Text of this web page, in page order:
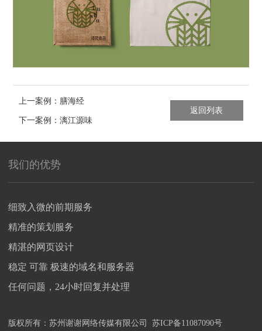
上一案例：膳海经
下一案例：漓江源味
返回列表
我们的优势
细致入微的前期服务
精准的策划服务
精湛的网页设计
稳定 可靠 极速的域名和服务器
任何问题，24小时回复并处理
版权所有： 苏州谢谢网络传媒有限公司 苏ICP备11087090号